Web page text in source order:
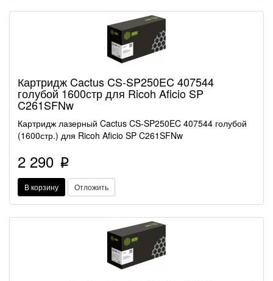
Картридж Cactus CS-SP250EC 407544
голубой 1600стр для Ricoh Aficio SP
C261SFNw
Картридж лазерный Cactus CS-SP250EC 407544 голубой
(1600стр.) для Ricoh Aficio SP C261SFNw
2 290 p
В корзину Отложить